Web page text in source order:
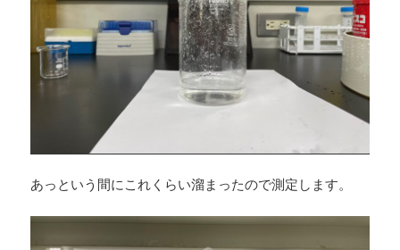
あっという間にこれくらい溜まったので測定します。